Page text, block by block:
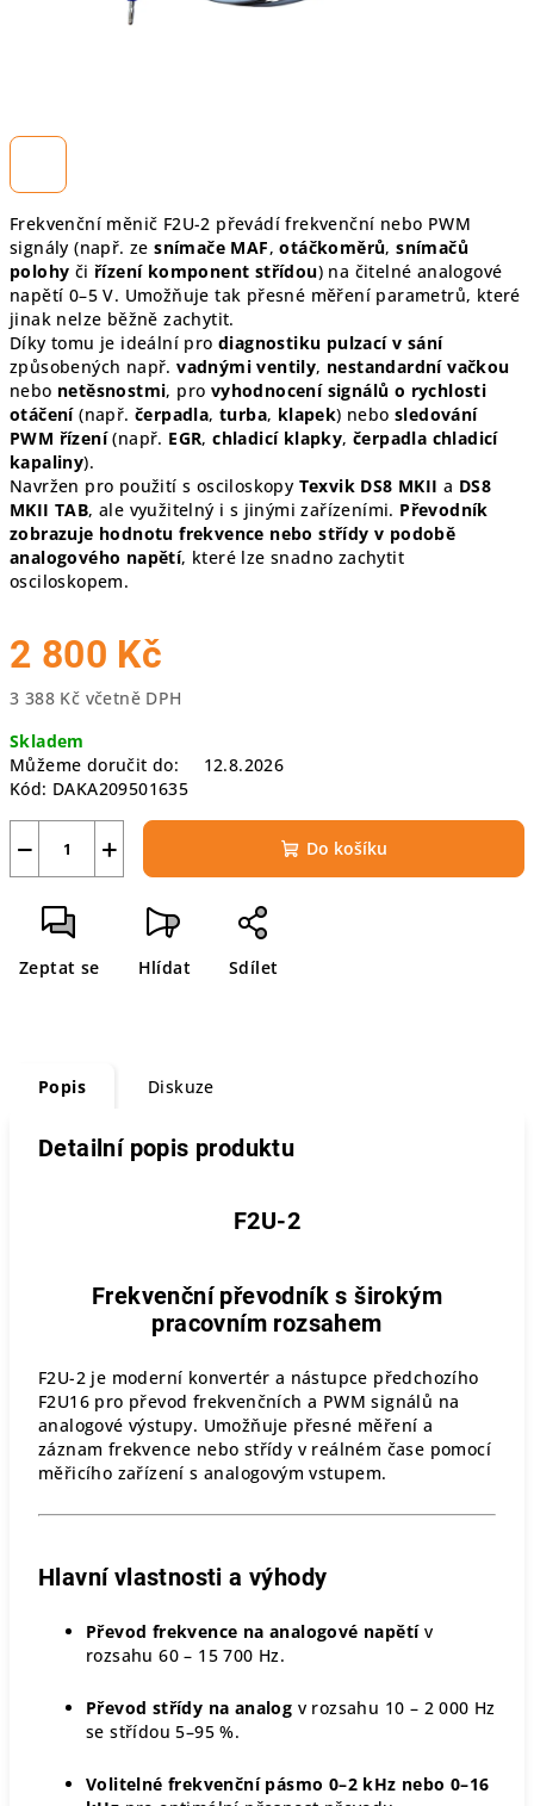
Frekvenční měnič F2U-2 převádí frekvenční nebo PWM
signály (např. zesnímače MAF,otáčkoměrů,snímačů
polohy čiřízení komponent střídou) na čitelné analogové
napětí 0–5 V. Umožňuje tak přesné měření parametrů, které
jinak nelze běžně zachytit.
Díky tomu je ideální pro diagnostiku pulzací v sání
způsobených např.vadnými ventily, nestandardní vačkou
nebo netěsnostmi, pro vyhodnocení signálů o rychlosti
otáčení(např.čerpadla,turba, klapek) nebosledování
PWM řízení(např. EGR,chladicí klapky,čerpadla chladicí
kapaliny).
Navržen pro použití s osciloskopy Texvik DS8 MKII a DS8
MKII TAB, ale využitelný i s jinými zařízeními. Převodník
zobrazuje hodnotu frekvence nebo střídy v podobě
analogového napětí, které lze snadno zachytit
osciloskopem.
2 800 Kč
3 388 Kč včetně DPH
cena:
Skladem
Můžeme doručit do:
12.8.2026
Kód: DAKA209501635
+
− Do košíku
Zeptat se Hlídat Sdílet
Popis Diskuze
Detailní popis produktu
F2U-2
Frekvenční převodník s širokým
pracovním rozsahem
F2U-2 je moderní konvertér a nástupce předchozího
F2U16 pro převod frekvenčních a PWM signálů na
analogové výstupy. Umožňuje přesné měření a
záznam frekvence nebo střídy v reálném čase pomocí
měřicího zařízení s analogovým vstupem.
Hlavní vlastnosti a výhody
Převod frekvence na analogové napětív
rozsahu 60 – 15 700 Hz.
Převod střídy na analog v rozsahu 10 – 2 000 Hz
se střídou 5–95 %.
Volitelné frekvenční pásmo 0–2 kHz nebo 0–16